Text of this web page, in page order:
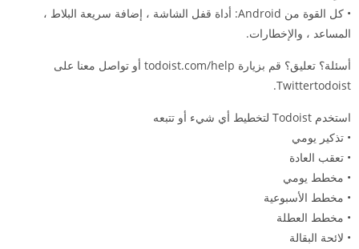
• كل القوة من Android: أداة قفل الشاشة ، إضافة سريعة البلاط ،
المساعد ، والإخطارات.
أسئلة؟ تعليق؟ قم بزيارة todoist.com/help أو تواصل معنا على
Twittertodoist.
استخدم Todoist لتخطيط أي شيء أو تتبعه
• تذكير يومي
• تعقب العادة
• مخطط يومي
• مخطط الأسبوعية
• مخطط العطلة
• لائحة البقالة